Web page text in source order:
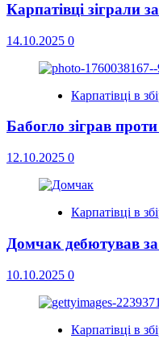
Карпатівці зіграли
14.10.2025 0
Карпатівці в
Бабогло зіграв
12.10.2025 0
Карпатівці в
Домчак дебютував
10.10.2025 0
Карпатівці в